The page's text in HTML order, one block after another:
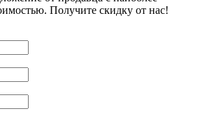
Получите скидку от нас!